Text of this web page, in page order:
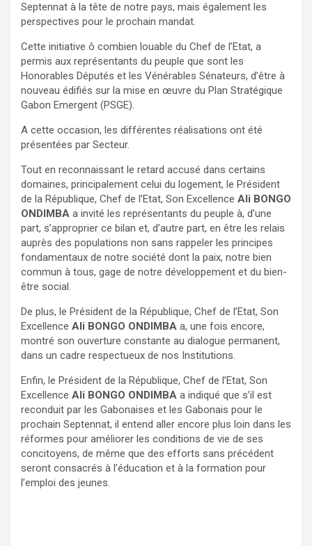
Septennat à la tête de notre pays, mais également les
perspectives pour le prochain mandat.
Cette initiative ô combien louable du Chef de l’Etat, a
permis aux représentants du peuple que sont les
Honorables Députés et les Vénérables Sénateurs, d’être à
nouveau édifiés sur la mise en œuvre du Plan Stratégique
Gabon Emergent (PSGE).
A cette occasion, les différentes réalisations ont été
présentées par Secteur.
Tout en reconnaissant le retard accusé dans certains
domaines, principalement celui du logement, le Président
de la République, Chef de l’Etat, Son Excellence Ali BONGO
ONDIMBA a invité les représentants du peuple à, d’une
part, s’approprier ce bilan et, d’autre part, en être les relais
auprès des populations non sans rappeler les principes
fondamentaux de notre société dont la paix, notre bien
commun à tous, gage de notre développement et du bien-
être social.
De plus, le Président de la République, Chef de l’Etat, Son
Excellence Ali BONGO ONDIMBA a, une fois encore,
montré son ouverture constante au dialogue permanent,
dans un cadre respectueux de nos Institutions.
Enfin, le Président de la République, Chef de l’Etat, Son
Excellence Ali BONGO ONDIMBA a indiqué que s’il est
reconduit par les Gabonaises et les Gabonais pour le
prochain Septennat, il entend aller encore plus loin dans les
réformes pour améliorer les conditions de vie de ses
concitoyens, de même que des efforts sans précédent
seront consacrés à l’éducation et à la formation pour
l’emploi des jeunes.